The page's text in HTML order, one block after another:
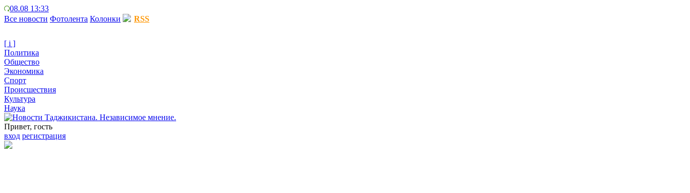
08.08 13:33
Все новости Фотолента Колонки RSS
[ i ]
Политика
Общество
Экономика
Спорт
Происшествия
Культура
Наука
Привет, гость
вход регистрация